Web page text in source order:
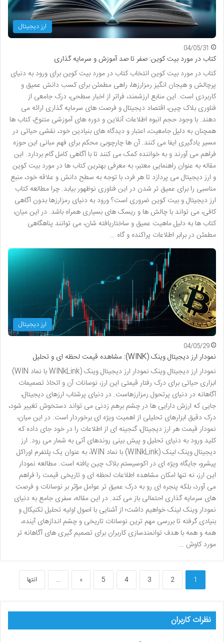
ارز دیجیتال
04/05/31
کتاب در مورد بیت کوین: صفر تا صد آموزش و سرمایه گذاری
کتاب در مورد بیت کوین انتخاب کتاب در مورد بیت کوین برای ورود به دنیای
پرچالش و هیجان انگیز رمزارزها، راهی مطمئن برای کسب دانش عمیق و
کاربردی است. این منابع ارزشمند، فراتر از اخبار سطحی، درک جامعی از
فناوری بلاک چین، اقتصاد دیجیتال و فرصت های سرمایه گذاری ارائه می
دهند. با وجود حجم انبوه اطلاعات آنلاین و دوره های آموزشی متنوع، کتاب ها
همچنان به دلیل جامعیت، اعتبار و دیدگاه های بنیادین خود، نقشی حیاتی در
مسیر یادگیری ایفا می کنند. آن ها چارچوبی محکم برای فهم مبانی این حوزه
فراهم می آورند و به خواننده کمک می کنند تا با آگاهی کامل گام بردارد. این
مقاله به عنوان راهنمایی معتبر، به معرفی بهترین کتاب ها در مورد بیت کوین
و ارز دیجیتال می پردازد تا هر فرد، با توجه به سطح دانش و علاقه خود، منبع
مناسبی را برای عمیق تر شدن در این فناوری نوظهور بیابد. چرا مطالعه کتاب
ارز دیجیتال و بیت کوین ضروری است؟ ورود به دنیای رمزارزها بدون آگاهی
کافی، می تواند با چالش ها و ریسک های بسیاری همراه باشد. در این میان،
کتاب ها به دلیل ماهیت عمیق و ساختاریافته شان، می توانند پناهگاهی
مطمئن در برابر اطلاعات پراکنده و گاه …
ارز دیجیتال
04/05/29
نمودار ارز دیجیتال وینک (WINK): مشاهده قیمت لحظه ای و تحلیل
نمودار ارز دیجیتال وینک نمودار ارز دیجیتال وینک (WINkLink با نماد WIN)
ابزاری حیاتی برای درک رفتار قیمتی این ارز، نوسانات آن و اتخاذ تصمیمات
آگاهانه در دنیای پرتحول رمزارزهاست. در دنیای پرشتاب ارزهای دیجیتال،
جایی که ارزش دارایی ها در چشم برهم زدنی می تواند دستخوش تغییر شود،
درک دقیق ابزارهای تحلیلی از اهمیت ویژه ای برخوردار است. در این میان،
نمودار قیمت هر ارز دیجیتال، گنجینه ای از اطلاعات را در خود جای داده که
کلید ورود به دنیای تحلیل و پیش بینی روندهای آتی به شمار می رود. ارز
دیجیتال وینک لینک (WINkLink) با نماد WIN، به عنوان یک پلتفرم اوراکل
پیشرو، جایگاه ویژه ای در اکوسیستم بلاک چین یافته است. مطالعه نمودار
این ارز، نه تنها امکان مشاهده اطلاعات لحظه ای و تاریخی قیمت را فراهم
می آورد، بلکه پنجره ای رو به درک عمیق تر عوامل مؤثر بر نوسانات و فرصت
های سرمایه گذاری احتمالی باز می کند. در این مقاله، سفری جامع به دنیای
نمودار وینک لینک خواهیم داشت؛ از آشنایی با اصول اولیه تحلیل تکنیکال و
بنیادی گرفته تا بررسی مهم ترین نوسانات تاریخی و چشم اندازهای آینده،
همه و همه با هدف توانمندسازی کاربران برای تصمیم گیری های آگاهانه تر
مورد کاوش …
1
2
3
4
5
»
... انتها
نظرات کاربران